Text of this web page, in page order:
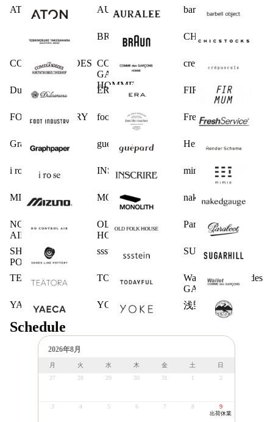
ATON AURALEE barbell object
BRAUN CHICSTOCKS
COMESANDGOES COMME des
GARCONS
HOMME
crepuscule
Dulcamara ERA. FIRMUM
FOOT INDUSTRY foot the coacher FreshService
Graphpaper guepard Hender Scheme
i ro se INSCRIRE mimie
MIZUNO MONOLITH nakedgauge
NO CONTROL
AIR
OLD FOLK
HOUSE
Paraboot
SHOES LIKE
POTTERY
ssstein SUGARHILL
TEATORA TODAYFUL
Wallet COMME des
GARCONS
YAECA
YOKE 浅野商店
Schedule
2026年8月
月 火 水 木 金 土
日
27
28 29 30 31 1 2
3 4 5 6 7 8 9
出荷休業